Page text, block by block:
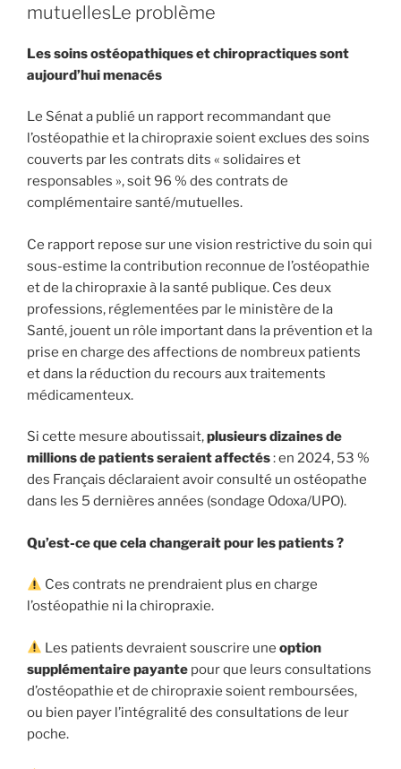
mutuellesLe problème
Les soins ostéopathiques et chiropractiques sont
aujourd’hui menacés
Le Sénat a publié un rapport recommandant que
l’ostéopathie et la chiropraxie soient exclues des soins
couverts par les contrats dits « solidaires et
responsables », soit 96 % des contrats de
complémentaire santé/mutuelles.
Ce rapport repose sur une vision restrictive du soin qui
sous-estime la contribution reconnue de l’ostéopathie
et de la chiropraxie à la santé publique. Ces deux
professions, réglementées par le ministère de la
Santé, jouent un rôle important dans la prévention et la
prise en charge des affections de nombreux patients
et dans la réduction du recours aux traitements
médicamenteux.
Si cette mesure aboutissait,plusieurs dizaines de
millions de patients seraient affectés: en 2024, 53 %
des Français déclaraient avoir consulté un ostéopathe
dans les 5 dernières années (sondage Odoxa/UPO).
Qu’est-ce que cela changerait pour les patients ?
Ces contrats ne prendraient plus en charge
l’ostéopathie ni la chiropraxie.
Les patients devraient souscrire uneoption
supplémentaire payante pour que leurs consultations
d’ostéopathie et de chiropraxie soient remboursées,
ou bien payer l’intégralité des consultations de leur
poche.